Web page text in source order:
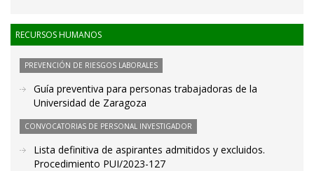
RECURSOS HUMANOS
PREVENCIÓN DE RIESGOS LABORALES
Guía preventiva para personas trabajadoras de la
Universidad de Zaragoza
CONVOCATORIAS DE PERSONAL INVESTIGADOR
Lista definitiva de aspirantes admitidos y excluidos.
Procedimiento PUI/2023-127